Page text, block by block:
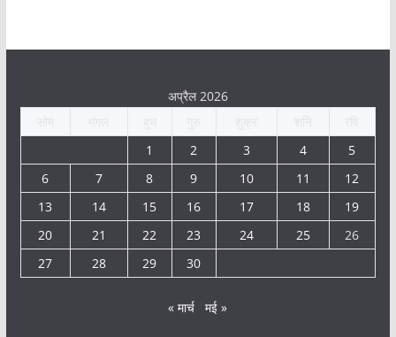
अप्रैल 2026
1
2 3 4
5
6
7 8 9 10 11
12
13
14 15 16 17 18
19
20
21 22 23 24 25
26
27
28 29 30
« मार्च मई »